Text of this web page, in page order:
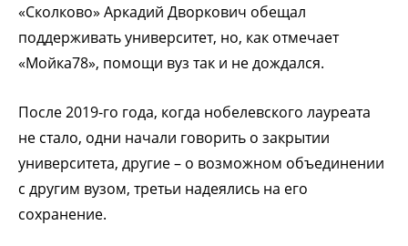
«Сколково» Аркадий Дворкович обещал
поддерживать университет, но, как отмечает
«Мойка78», помощи вуз так и не дождался.
После 2019-го года, когда нобелевского лауреата
не стало, одни начали говорить о закрытии
университета, другие – о возможном объединении
с другим вузом, третьи надеялись на его
сохранение.